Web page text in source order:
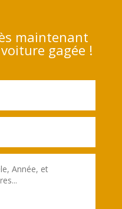
maintenant
gagée !